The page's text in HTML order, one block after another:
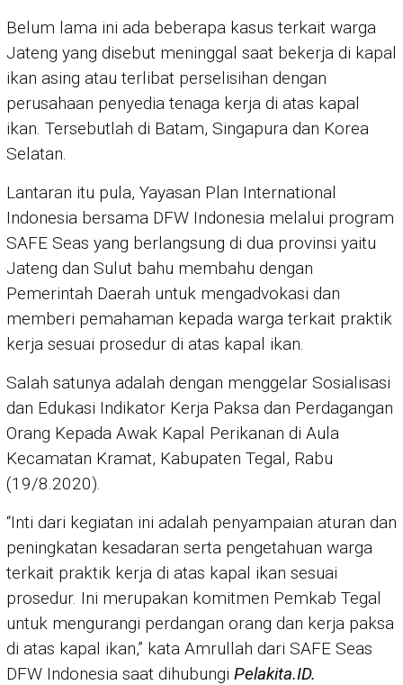
Belum lama ini ada beberapa kasus terkait warga
Jateng yang disebut meninggal saat bekerja di kapal
ikan asing atau terlibat perselisihan dengan
perusahaan penyedia tenaga kerja di atas kapal
ikan. Tersebutlah di Batam, Singapura dan Korea
Selatan.
Lantaran itu pula, Yayasan Plan International
Indonesia bersama DFW Indonesia melalui program
SAFE Seas yang berlangsung di dua provinsi yaitu
Jateng dan Sulut bahu membahu dengan
Pemerintah Daerah untuk mengadvokasi dan
memberi pemahaman kepada warga terkait praktik
kerja sesuai prosedur di atas kapal ikan.
Salah satunya adalah dengan menggelar Sosialisasi
dan Edukasi Indikator Kerja Paksa dan Perdagangan
Orang Kepada Awak Kapal Perikanan di Aula
Kecamatan Kramat, Kabupaten Tegal, Rabu
(19/8.2020).
“Inti dari kegiatan ini adalah penyampaian aturan dan
peningkatan kesadaran serta pengetahuan warga
terkait praktik kerja di atas kapal ikan sesuai
prosedur. Ini merupakan komitmen Pemkab Tegal
untuk mengurangi perdangan orang dan kerja paksa
di atas kapal ikan,” kata Amrullah dari SAFE Seas
DFW Indonesia saat dihubungi Pelakita.ID.